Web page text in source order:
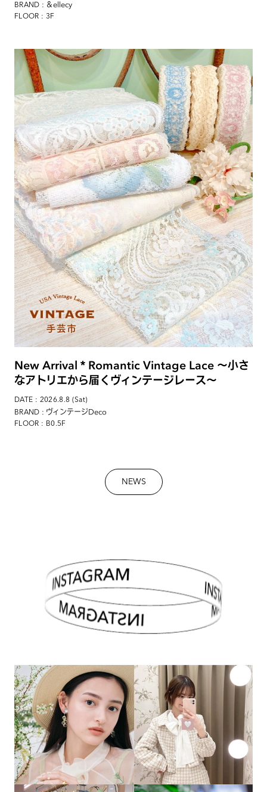
BRAND : ＆ellecy
FLOOR : 3F
New Arrival＊Romantic Vintage Lace 〜小さ
なアトリエから届くヴィンテージレース〜
DATE : 2026.8.8 (Sat)
BRAND : ヴィンテージDeco
FLOOR : B0.5F
NEWS
INSTAGRAM